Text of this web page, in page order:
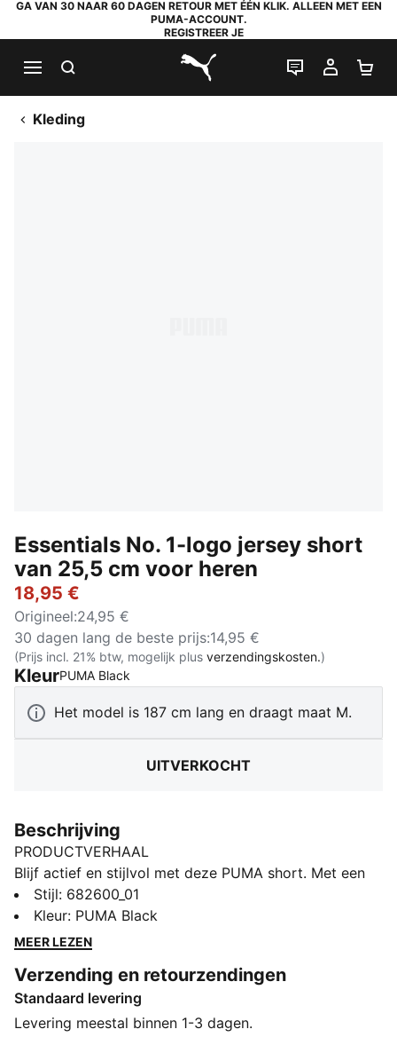
GA VAN 30 NAAR 60 DAGEN RETOUR MET ÉÉN KLIK. ALLEEN MET EEN
PUMA-ACCOUNT.
REGISTREER JE
PUMA.com
LIVE CHAT
MIJN
Kleding
Essentials No. 1-logo jersey short
van 25,5 cm voor heren
18,95 €
Origineel:24,95 €
30 dagen lang de beste prijs:14,95 €
(Prijs incl. 21% btw, mogelijk plus verzendingskosten.)
KleurPUMA Black
Het model is 187 cm lang en draagt maat M.
UITVERKOCHT
Beschrijving
PRODUCTVERHAAL
Blijf actief en stijlvol met deze PUMA short. Met een
geborduurd Cat-logo en een elastische tailleband met
interne trekkoorden voor een perfecte pasvorm. Deze
short is ideaal voor elk avontuur en laat je met gemak
ALLE INS EN OUTS
Gemaakt van minstens 20% gerecycled katoen
DETAILS
Stijl: 682600_01
Kleur: PUMA Black
MEER LEZEN
Verzending en retourzendingen
Standaard levering
Levering meestal binnen 1-3 dagen.